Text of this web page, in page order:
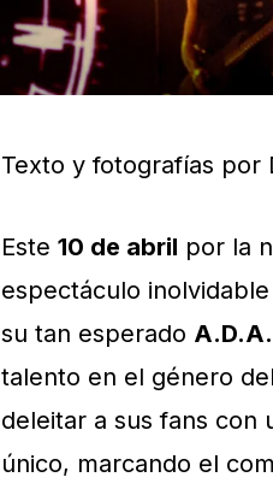
Texto y fotografías por
Este 10 de abril por la
espectáculo
su tan esperado
talento en el género
deleitar a sus fans con
único, marcando el